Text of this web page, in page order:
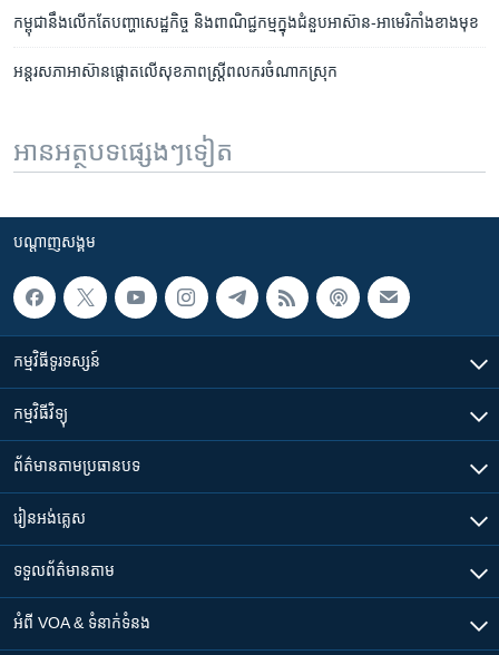
កម្ពុជា​នឹង​លើកតែ​បញ្ហា​សេដ្ឋកិច្ច​ និង​ពាណិជ្ជកម្ម​ក្នុង​ជំនួប​អាស៊ាន​-អាមេរិកាំងខាង​មុខ
អន្តរ​សភា​អាស៊ាន​ផ្តោតលើ​សុខភាព​ស្រ្តី​ពលករ​ចំណាកស្រុក
អានអត្ថបទផ្សេងៗទៀត
បណ្តាញ​សង្គម
កម្មវិធី​ទូរទស្សន៍
កម្មវិធី​វិទ្យុ
ព័ត៌មាន​តាមប្រធានបទ​
រៀន​​អង់គ្លេស
ទទួល​ព័ត៌មាន​តាម
អំពី​ VOA & ទំនាក់ទំនង